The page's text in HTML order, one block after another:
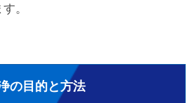
。
の目的と方法